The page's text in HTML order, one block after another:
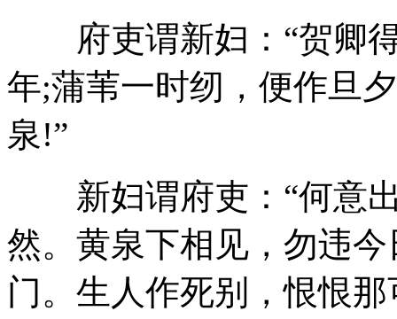
府吏谓新妇：“贺卿得
年;蒲苇一时纫，便作旦
泉!”
新妇谓府吏：“何意出
然。黄泉下相见，勿违
门。生人作死别，恨恨